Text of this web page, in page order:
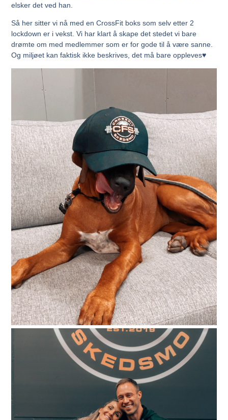
elsker det ved han.
Så her sitter vi nå med en CrossFit boks som selv etter 2
lockdown er i vekst. Vi har klart å skape det stedet vi bare
drømte om med medlemmer som er for gode til å være sanne.
Og miljøet kan faktisk ikke beskrives, det må bare oppleves♥